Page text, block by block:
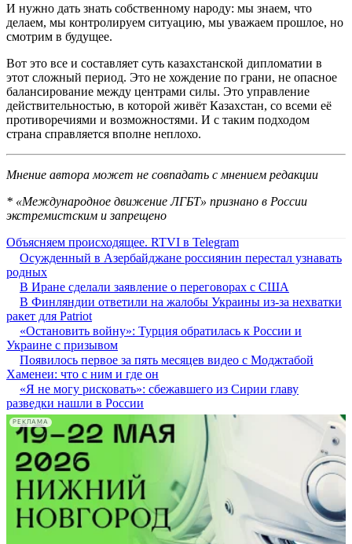
И нужно дать знать собственному народу: мы знаем, что
делаем, мы контролируем ситуацию, мы уважаем прошлое, но
смотрим в будущее.
Вот это все и составляет суть казахстанской дипломатии в
этот сложный период. Это не хождение по грани, не опасное
балансирование между центрами силы. Это управление
действительностью, в которой живёт Казахстан, со всеми её
противоречиями и возможностями. И с таким подходом
страна справляется вполне неплохо.
Мнение автора может не совпадать с мнением редакции
* «Международное движение ЛГБТ» признано в России
экстремистским и запрещено
Объясняем происходящее. RTVI в Telegram
Осужденный в Азербайджане россиянин перестал узнавать
родных
В Иране сделали заявление о переговорах с США
В Финляндии ответили на жалобы Украины из-за нехватки
ракет для Patriot
«Остановить войну»: Турция обратилась к России и
Украине с призывом
Появилось первое за пять месяцев видео с Моджтабой
Хаменеи: что с ним и где он
«Я не могу рисковать»: сбежавшего из Сирии главу
разведки нашли в России
РЕКЛАМА